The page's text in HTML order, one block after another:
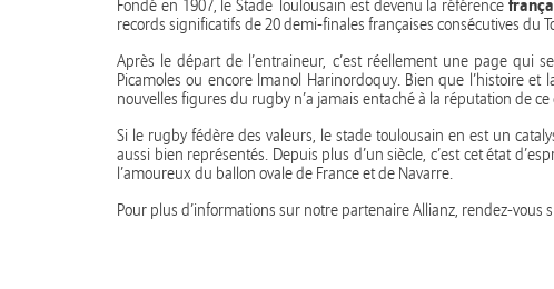
Fondé en 1907, le Stade Toulousain est devenu la référence
records significatifs de 20 demi-finales françaises consécutives du
Après le départ de l’entraineur, c’est réellement une page qui
Picamoles ou encore Imanol Harinordoquy. Bien que l’histoire
nouvelles figures du rugby n’a jamais entaché à la réputation de
Si le rugby fédère des valeurs, le stade toulousain en est un
aussi bien représentés. Depuis plus d’un siècle, c’est cet état
l’amoureux du ballon ovale de France et de Navarre.
Pour plus d’informations sur notre partenaire Allianz, rendez-vous